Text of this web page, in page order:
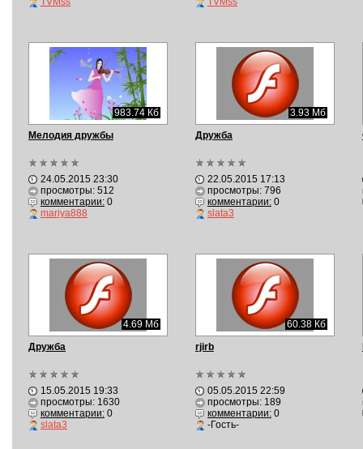
983.74 Кб
Мелодия дружбы
24.05.2015 23:30
просмотры: 512
комментарии:0
mariya888
3.93 Мб
Дружба
22.05.2015 17:13
просмотры: 796
комментарии:0
slata3
4.69 Мб
Дружба
15.05.2015 19:33
просмотры: 1630
комментарии:0
slata3
60.38 Кб
rjirb
05.05.2015 22:59
просмотры: 189
комментарии:0
-Гость-